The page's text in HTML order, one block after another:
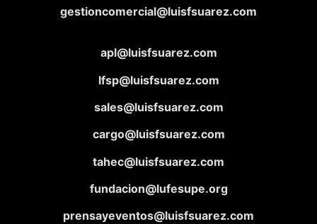
gestioncomercial@luisfsuarez.com
apl@luisfsuarez.com
lfsp@luisfsuarez.com
sales@luisfsuarez.com
cargo@luisfsuarez.com
tahec@luisfsuarez.com
fundacion@lufesupe.org
prensayeventos@luisfsuarez.com